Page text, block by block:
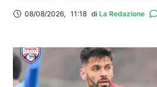
08/08/2026, 11:18 di La Redazione